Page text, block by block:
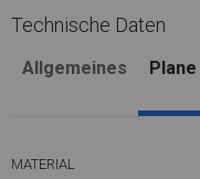
Technische Daten
Allgemeines Plane
MATERIAL